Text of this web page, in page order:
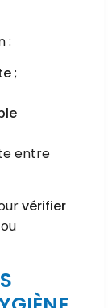
:
;
entre
vérifier
ou